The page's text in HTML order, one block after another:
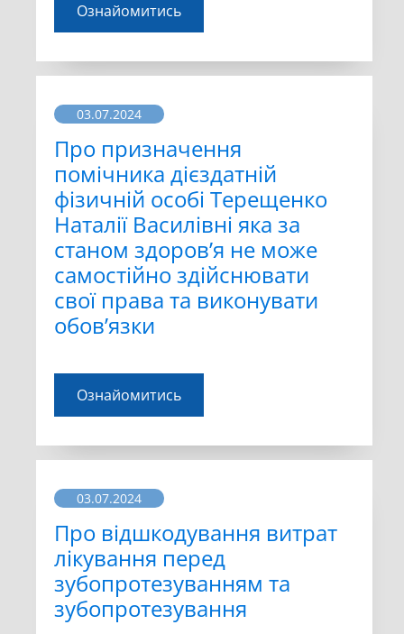
Ознайомитись
03.07.2024
Про призначення
помічника дієздатній
фізичній особі Терещенко
Наталії Василівні яка за
станом здоров’я не може
самостійно здійснювати
свої права та виконувати
обов’язки
Ознайомитись
03.07.2024
Про відшкодування витрат
лікування перед
зубопротезуванням та
зубопротезування